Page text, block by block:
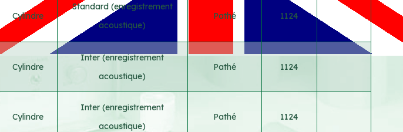
Cylindre
Standard (enregistrement
acoustique)
Pathé 1124
Cylindre
Inter (enregistrement
acoustique)
Pathé 1124
Cylindre
Inter (enregistrement
acoustique)
Pathé 1124